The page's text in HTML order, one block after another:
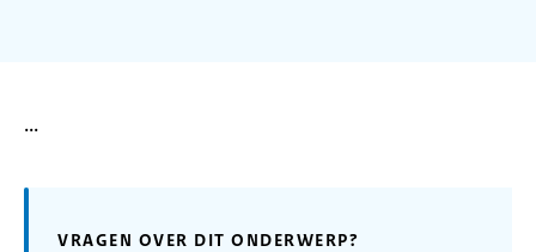
...
VRAGEN OVER DIT ONDERWERP?